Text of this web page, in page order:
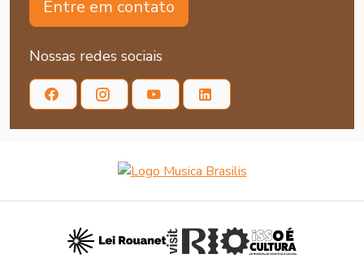
Entre em contato
Nossas redes sociais